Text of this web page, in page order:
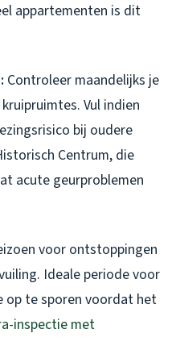
appartementen is dit
Controleer maandelijks je
Vul indien
bij oudere
Centrum, die
acute geurproblemen
voor ontstoppingen
Ideale periode voor
op te sporen voordat het
inspectie met